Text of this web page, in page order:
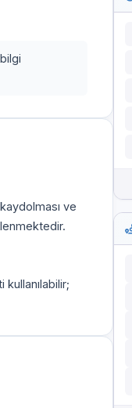
ve
kullanılabilir;